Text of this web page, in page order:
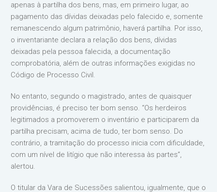
apenas à partilha dos bens, mas, em primeiro lugar, ao
pagamento das dívidas deixadas pelo falecido e, somente
remanescendo algum patrimônio, haverá partilha. Por isso,
o inventariante declara a relação dos bens, dívidas
deixadas pela pessoa falecida, a documentação
comprobatória, além de outras informações exigidas no
Código de Processo Civil.
No entanto, segundo o magistrado, antes de quaisquer
providências, é preciso ter bom senso. “Os herdeiros
legitimados a promoverem o inventário e participarem da
partilha precisam, acima de tudo, ter bom senso. Do
contrário, a tramitação do processo inicia com dificuldade,
com um nível de litígio que não interessa às partes”,
alertou.
O titular da Vara de Sucessões salientou, igualmente, que o